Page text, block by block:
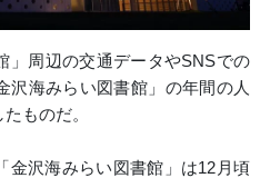
」周辺の交通データやSNSでの
沢海みらい図書館」の年間の人
ものだ。
金沢海みらい図書館」は12月頃